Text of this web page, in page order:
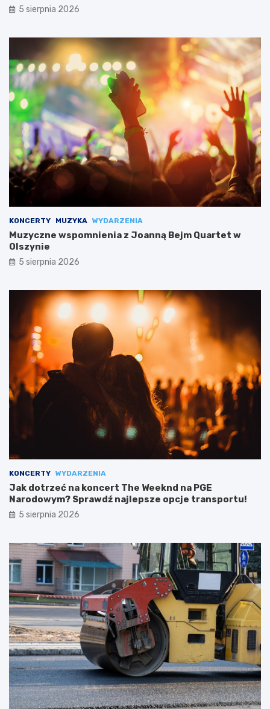
5 sierpnia 2026
KONCERTY MUZYKA WYDARZENIA
Muzyczne wspomnienia z Joanną Bejm Quartet w
Olszynie
5 sierpnia 2026
KONCERTY WYDARZENIA
Jak dotrzeć na koncert The Weeknd na PGE
Narodowym? Sprawdź najlepsze opcje transportu!
5 sierpnia 2026